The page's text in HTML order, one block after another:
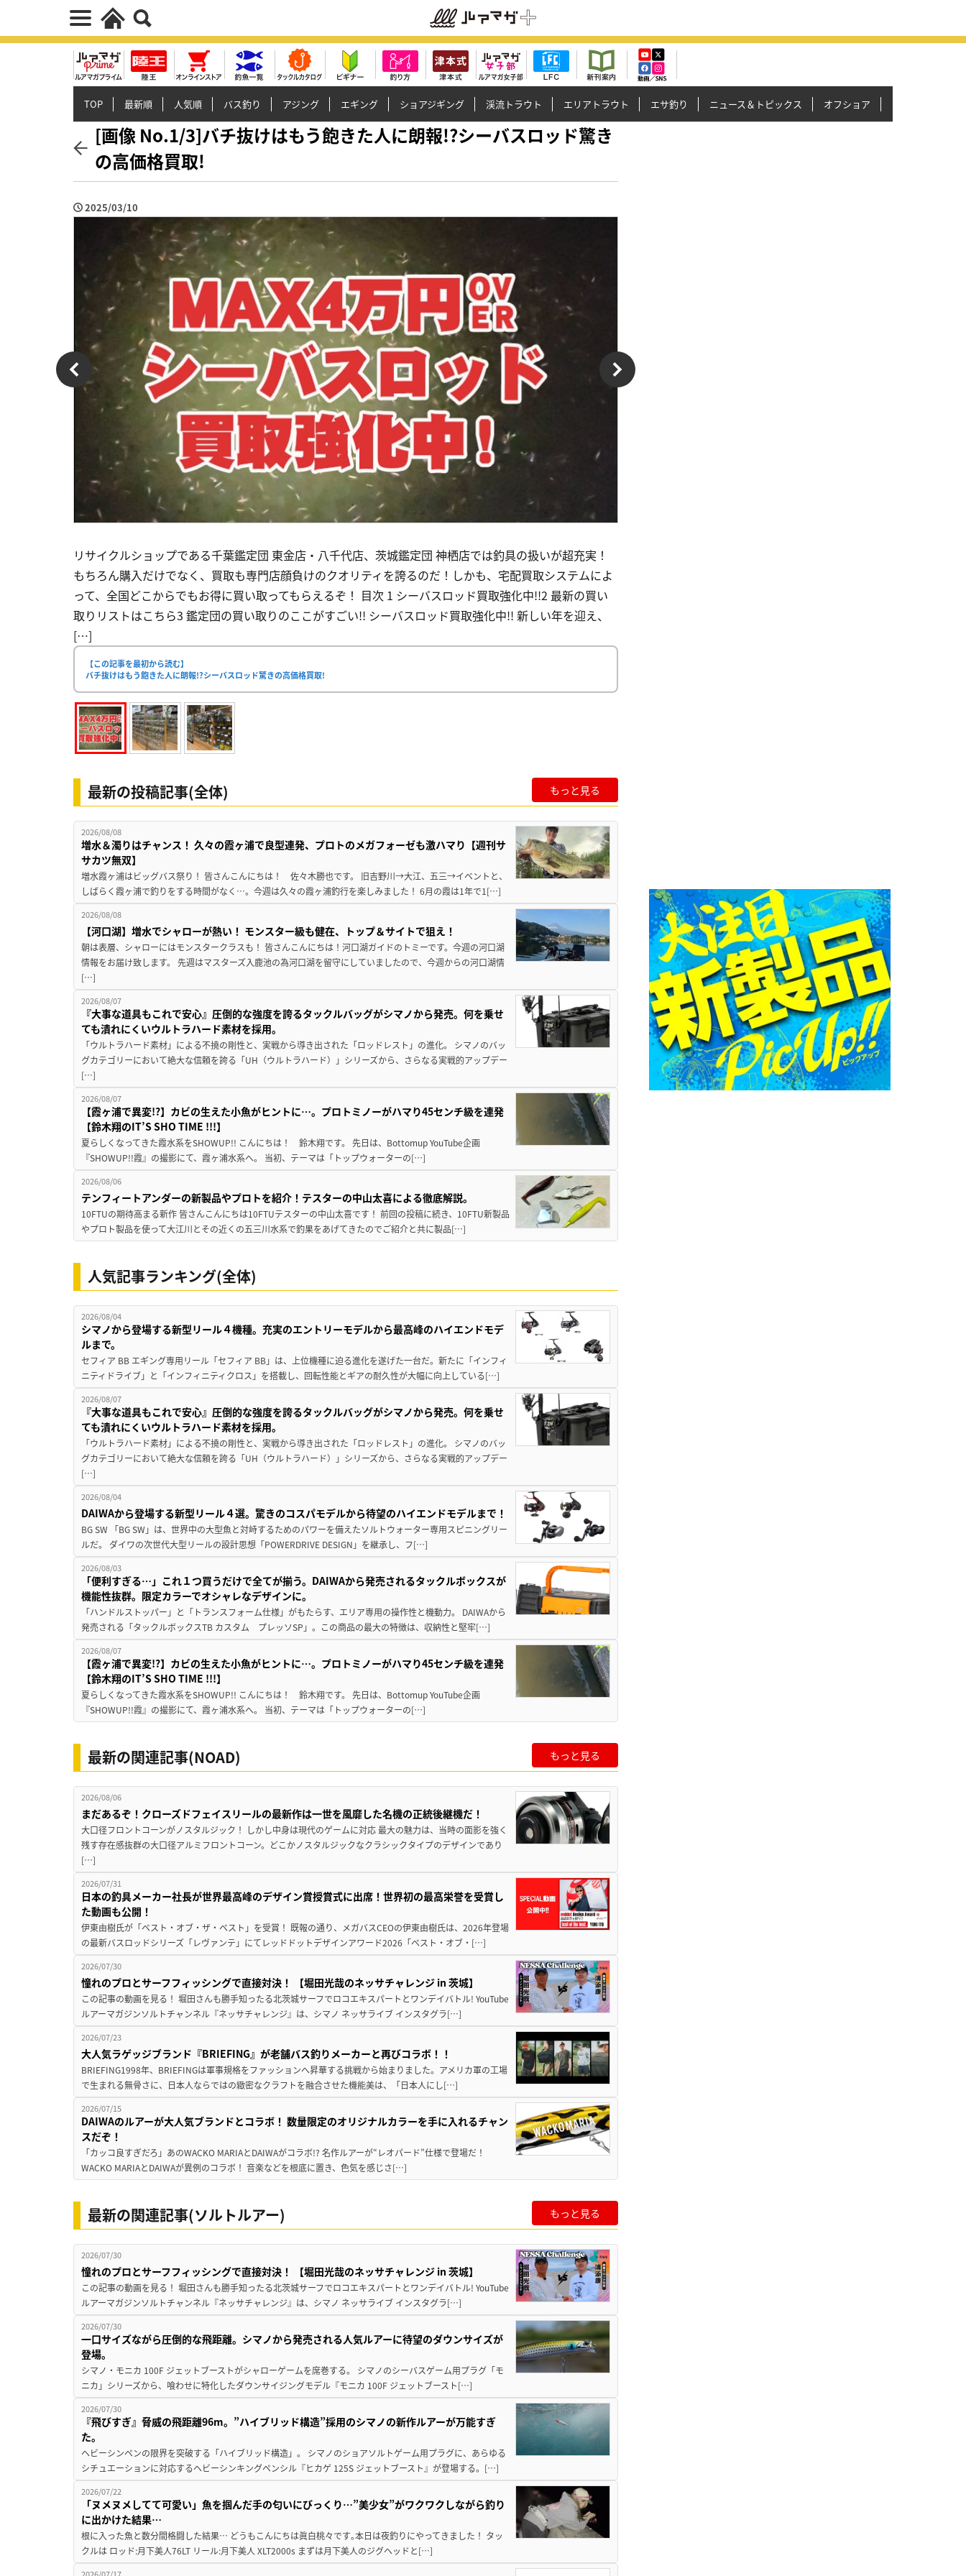
TOP 最新順 人気順 バス釣り アジング エギング ショアジギング 渓流トラウト エリアトラウト エサ釣り ニュース＆トピックス オフショア
[画像 No.1/3]バチ抜けはもう飽きた人に朗報!?シーバスロッド驚き
の高価格買取!
2025/03/10
リサイクルショップである千葉鑑定団 東金店・八千代店、茨城鑑定団 神栖店では釣具の扱いが超充実！
もちろん購入だけでなく、買取も専門店顔負けのクオリティを誇るのだ！しかも、宅配買取システムによ
って、全国どこからでもお得に買い取ってもらえるぞ！ 目次 1 シーバスロッド買取強化中!!2 最新の買い
取りリストはこちら3 鑑定団の買い取りのここがすごい!! シーバスロッド買取強化中!! 新しい年を迎え、
[…]
【この記事を最初から読む】
バチ抜けはもう飽きた人に朗報!?シーバスロッド驚きの高価格買取!
最新の投稿記事(全体) もっと見る
2026/08/08
増水＆濁りはチャンス！ 久々の霞ヶ浦で良型連発、プロトのメガフォーゼも激ハマり【週刊サ
サカツ無双】
増水霞ヶ浦はビッグバス祭り！ 皆さんこんにちは！ 佐々木勝也です。 旧吉野川→大江、五三→イベントと、
しばらく霞ヶ浦で釣りをする時間がなく…。今週は久々の霞ヶ浦釣行を楽しみました！ 6月の霞は1年で1[…]
2026/08/08
【河口湖】増水でシャローが熱い！ モンスター級も健在、トップ＆サイトで狙え！
朝は表層、シャローにはモンスタークラスも！ 皆さんこんにちは！河口湖ガイドのトミーです。今週の河口湖
情報をお届け致します。 先週はマスターズ入鹿池の為河口湖を留守にしていましたので、今週からの河口湖情
[…]
2026/08/07
『大事な道具もこれで安心』圧倒的な強度を誇るタックルバッグがシマノから発売。何を乗せ
ても潰れにくいウルトラハード素材を採用。
「ウルトラハード素材」による不撓の剛性と、実戦から導き出された「ロッドレスト」の進化。 シマノのバッ
グカテゴリーにおいて絶大な信頼を誇る「UH（ウルトラハード）」シリーズから、さらなる実戦的アップデー
[…]
2026/08/07
【霞ヶ浦で異変!?】カビの生えた小魚がヒントに…。プロトミノーがハマり45センチ級を連発
【鈴木翔のIT’S SHO TIME !!!】
夏らしくなってきた霞水系をSHOWUP!! こんにちは！ 鈴木翔です。 先日は、Bottomup YouTube企画
『SHOWUP!!霞』の撮影にて、霞ヶ浦水系へ。 当初、テーマは「トップウォーターの[…]
2026/08/06
テンフィートアンダーの新製品やプロトを紹介！テスターの中山太喜による徹底解説。
10FTUの期待高まる新作 皆さんこんにちは10FTUテスターの中山太喜です！ 前回の投稿に続き、10FTU新製品
やプロト製品を使って大江川とその近くの五三川水系で釣果をあげてきたのでご紹介と共に製品[…]
人気記事ランキング(全体)
2026/08/04
シマノから登場する新型リール４機種。充実のエントリーモデルから最高峰のハイエンドモデ
ルまで。
セフィア BB エギング専用リール「セフィア BB」は、上位機種に迫る進化を遂げた一台だ。新たに「インフィ
ニティドライブ」と「インフィニティクロス」を搭載し、回転性能とギアの耐久性が大幅に向上している[…]
2026/08/07
『大事な道具もこれで安心』圧倒的な強度を誇るタックルバッグがシマノから発売。何を乗せ
ても潰れにくいウルトラハード素材を採用。
「ウルトラハード素材」による不撓の剛性と、実戦から導き出された「ロッドレスト」の進化。 シマノのバッ
グカテゴリーにおいて絶大な信頼を誇る「UH（ウルトラハード）」シリーズから、さらなる実戦的アップデー
[…]
2026/08/04
DAIWAから登場する新型リール４選。驚きのコスパモデルから待望のハイエンドモデルまで！
BG SW 「BG SW」は、世界中の大型魚と対峙するためのパワーを備えたソルトウォーター専用スピニングリー
ルだ。 ダイワの次世代大型リールの設計思想「POWERDRIVE DESIGN」を継承し、フ[…]
2026/08/03
「便利すぎる…」これ１つ買うだけで全てが揃う。DAIWAから発売されるタックルボックスが
機能性抜群。限定カラーでオシャレなデザインに。
「ハンドルストッパー」と「トランスフォーム仕様」がもたらす、エリア専用の操作性と機動力。 DAIWAから
発売される「タックルボックスTB カスタム プレッソSP」。この商品の最大の特徴は、収納性と堅牢[…]
2026/08/07
【霞ヶ浦で異変!?】カビの生えた小魚がヒントに…。プロトミノーがハマり45センチ級を連発
【鈴木翔のIT’S SHO TIME !!!】
夏らしくなってきた霞水系をSHOWUP!! こんにちは！ 鈴木翔です。 先日は、Bottomup YouTube企画
『SHOWUP!!霞』の撮影にて、霞ヶ浦水系へ。 当初、テーマは「トップウォーターの[…]
最新の関連記事(NOAD) もっと見る
2026/08/06
まだあるぞ！クローズドフェイスリールの最新作は一世を風靡した名機の正統後継機だ！
大口径フロントコーンがノスタルジック！ しかし中身は現代のゲームに対応 最大の魅力は、当時の面影を強く
残す存在感抜群の大口径アルミフロントコーン。どこかノスタルジックなクラシックタイプのデザインであり
[…]
2026/07/31
日本の釣具メーカー社長が世界最高峰のデザイン賞授賞式に出席！世界初の最高栄誉を受賞し
た動画も公開！
伊東由樹氏が「ベスト・オブ・ザ・ベスト」を受賞！ 既報の通り、メガバスCEOの伊東由樹氏は、2026年登場
の最新バスロッドシリーズ「レヴァンテ」にてレッドドットデザインアワード2026「ベスト・オブ・[…]
2026/07/30
憧れのプロとサーフフィッシングで直接対決！ 【堀田光哉のネッサチャレンジ in 茨城】
この記事の動画を見る！ 堀田さんも勝手知ったる北茨城サーフでロコエキスパートとワンデイバトル! YouTube
ルアーマガジンソルトチャンネル『ネッサチャレンジ』は、シマノ ネッサライブ インスタグラ[…]
2026/07/23
大人気ラゲッジブランド『BRIEFING』が老舗バス釣りメーカーと再びコラボ！！
BRIEFING1998年、BRIEFINGは軍事規格をファッションへ昇華する挑戦から始まりました。アメリカ軍の工場
で生まれる無骨さに、日本人ならではの緻密なクラフトを融合させた機能美は、「日本人にし[…]
2026/07/15
DAIWAのルアーが大人気ブランドとコラボ！ 数量限定のオリジナルカラーを手に入れるチャン
スだぞ！
「カッコ良すぎだろ」あのWACKO MARIAとDAIWAがコラボ!? 名作ルアーが“レオパード”仕様で登場だ！
WACKO MARIAとDAIWAが異例のコラボ！ 音楽などを根底に置き、色気を感じさ[…]
最新の関連記事(ソルトルアー) もっと見る
2026/07/30
憧れのプロとサーフフィッシングで直接対決！ 【堀田光哉のネッサチャレンジ in 茨城】
この記事の動画を見る！ 堀田さんも勝手知ったる北茨城サーフでロコエキスパートとワンデイバトル! YouTube
ルアーマガジンソルトチャンネル『ネッサチャレンジ』は、シマノ ネッサライブ インスタグラ[…]
2026/07/30
一口サイズながら圧倒的な飛距離。シマノから発売される人気ルアーに待望のダウンサイズが
登場。
シマノ・モニカ 100F ジェットブーストがシャローゲームを席巻する。 シマノのシーバスゲーム用プラグ「モ
ニカ」シリーズから、喰わせに特化したダウンサイジングモデル『モニカ 100F ジェットブースト[…]
2026/07/30
『飛びすぎ』脅威の飛距離96m。”ハイブリッド構造”採用のシマノの新作ルアーが万能すぎ
た。
ヘビーシンペンの限界を突破する「ハイブリッド構造」。 シマノのショアソルトゲーム用プラグに、あらゆる
シチュエーションに対応するヘビーシンキングペンシル『ヒカゲ 125S ジェットブースト』が登場する。[…]
2026/07/22
「ヌメヌメしてて可愛い」魚を掴んだ手の匂いにびっくり…”美少女”がワクワクしながら釣り
に出かけた結果…
根に入った魚と数分間格闘した結果… どうもこんにちは眞白桃々です｡本日は夜釣りにやってきました！ タッ
クルは ロッド:月下美人76LT リール:月下美人 XLT2000s まずは月下美人のジグヘッドと[…]